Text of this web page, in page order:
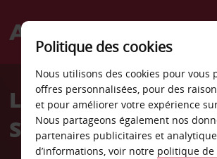
Welcome
AvisLocation de
Square
Politique des cookies
Nous utilisons des cookies pour vous
offres personnalisées, pour des
et pour améliorer votre expérience
Nous partageons également nos
partenaires publicitaires et
d’informations, voir notre politique de